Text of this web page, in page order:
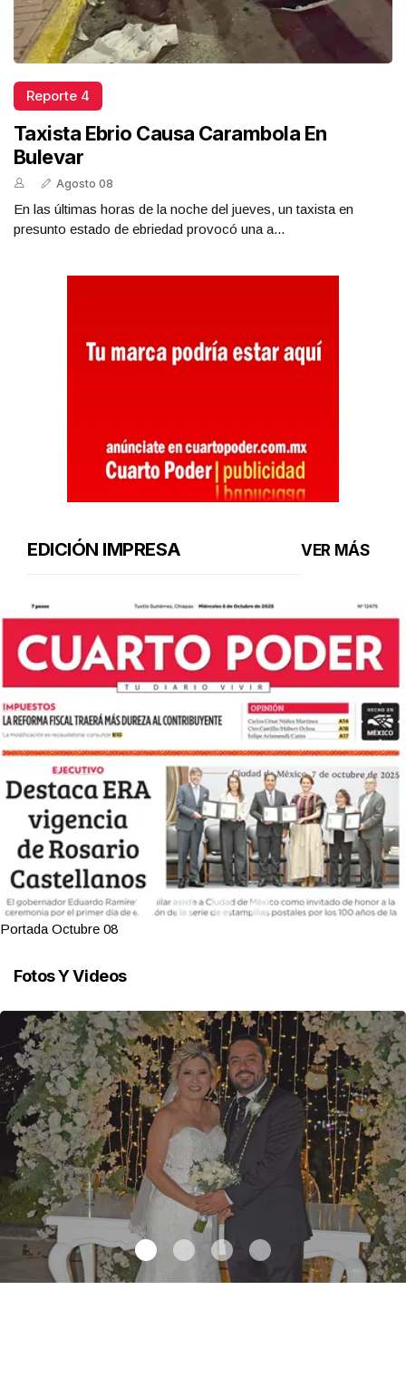
Reporte 4
Taxista Ebrio Causa Carambola En
Bulevar
Agosto 08
En las últimas horas de la noche del jueves, un taxista en
presunto estado de ebriedad provocó una a...
EDICIÓN IMPRESA VER MÁS
Portada Octubre 08
Fotos Y Videos